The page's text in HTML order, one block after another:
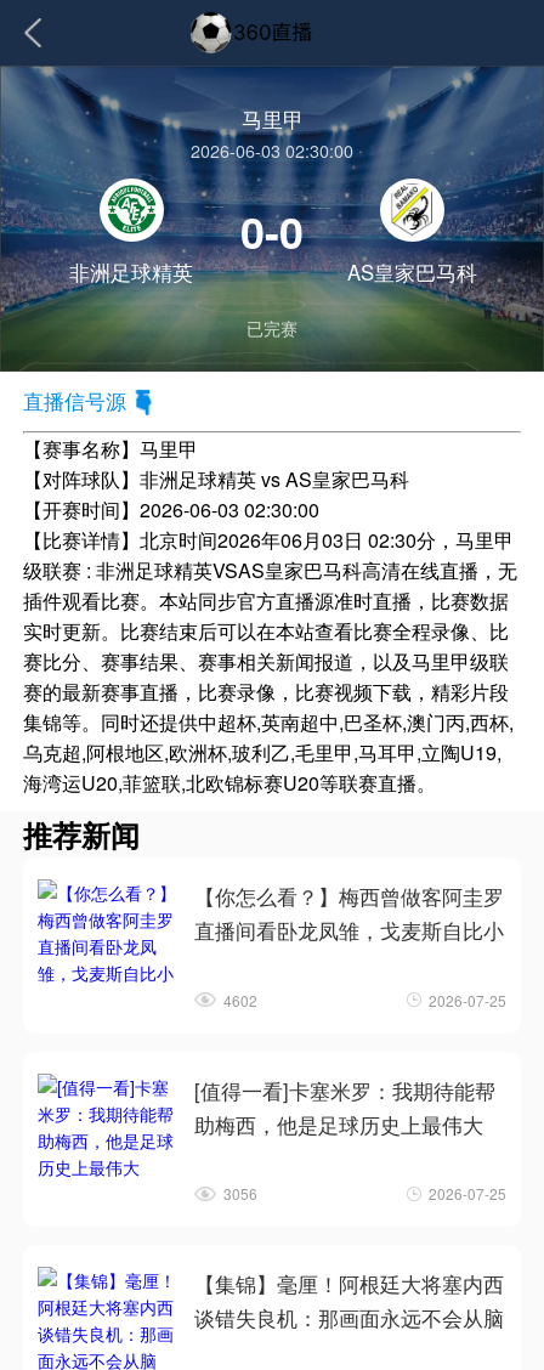
马里甲
2026-06-03 02:30:00
非洲足球精英
0-0
AS皇家巴马科
已完赛
直播信号源
【赛事名称】马里甲
【对阵球队】非洲足球精英 vs AS皇家巴马科
【开赛时间】2026-06-03 02:30:00
【比赛详情】北京时间2026年06月03日 02:30分，马里甲
级联赛 : 非洲足球精英VSAS皇家巴马科高清在线直播，无
插件观看比赛。本站同步官方直播源准时直播，比赛数据
实时更新。比赛结束后可以在本站查看比赛全程录像、比
赛比分、赛事结果、赛事相关新闻报道，以及马里甲级联
赛的最新赛事直播，比赛录像，比赛视频下载，精彩片段
集锦等。同时还提供中超杯,英南超中,巴圣杯,澳门丙,西杯,
乌克超,阿根地区,欧洲杯,玻利乙,毛里甲,马耳甲,立陶U19,
海湾运U20,菲篮联,北欧锦标赛U20等联赛直播。
推荐新闻
【你怎么看？】梅西曾做客阿圭罗
直播间看卧龙凤雏，戈麦斯自比小
4602 2026-07-25
[值得一看]卡塞米罗：我期待能帮
助梅西，他是足球历史上最伟大
3056 2026-07-25
【集锦】毫厘！阿根廷大将塞内西
谈错失良机：那画面永远不会从脑